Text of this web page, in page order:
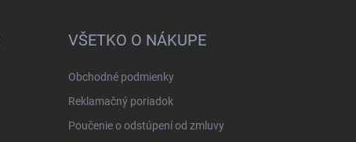
VŠETKO O NÁKUPE
Obchodné podmienky
Reklamačný poriadok
Poučenie o odstúpení od zmluvy